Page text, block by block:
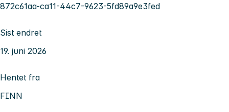
872c61aa-ca11-44c7-9623-5fd89a9e3fed
Sist endret
19. juni 2026
Hentet fra
FINN